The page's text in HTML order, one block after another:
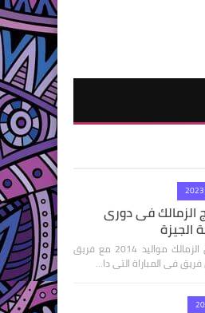
الزمالك فى دورى
الجيزة
كتب -مسعد مجاهد تعادل فريق الزمالك مواليد 2014 مع فريق
فى المباراة التى دا…